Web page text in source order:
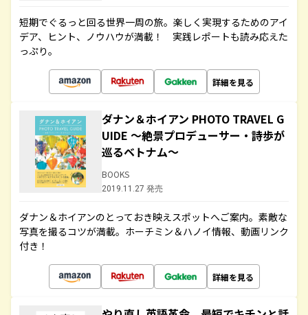
短期でぐるっと回る世界一周の旅。楽しく実現するためのアイ
デア、ヒント、ノウハウが満載！ 実践レポートも読み応えた
っぷり。
詳細を見る
ダナン＆ホイアン PHOTO TRAVEL G
UIDE ～絶景プロデューサー・詩歩が
巡るベトナム～
BOOKS
2019.11.27 発売
ダナン＆ホイアンのとっておき映えスポットへご案内。素敵な
写真を撮るコツが満載。ホーチミン＆ハノイ情報、動画リンク
付き！
詳細を見る